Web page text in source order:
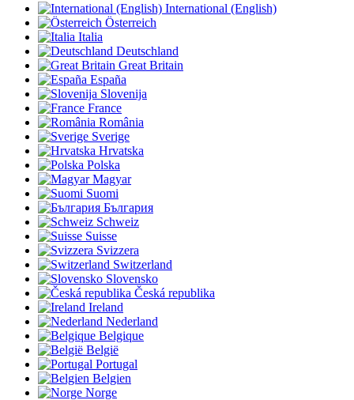
International (English)
Österreich
Italia
Deutschland
Great Britain
España
Slovenija
France
România
Sverige
Hrvatska
Polska
Magyar
Suomi
България
Schweiz
Suisse
Svizzera
Switzerland
Slovensko
Česká republika
Ireland
Nederland
Belgique
België
Portugal
Belgien
Norge